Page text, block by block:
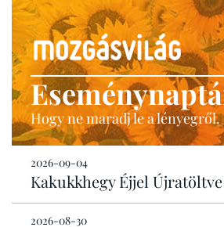
Hogy ne maradj le a lényegről.
2026-09-04
Kakukkhegy Éjjel Újratöltve
2026-08-30